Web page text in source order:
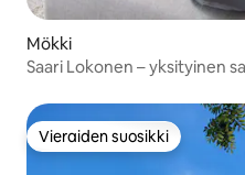
Mökki
Saari Lokonen – yksityinen
Vieraiden suosikki
Vieraiden suosikki